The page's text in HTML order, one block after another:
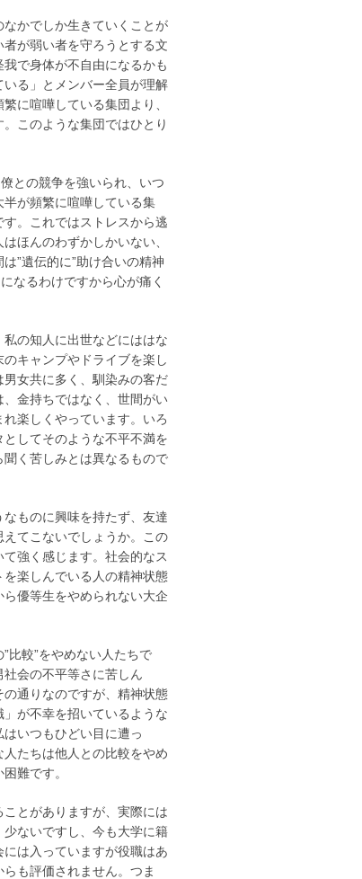
かでしか生きていくことが
が弱い者を守ろうとする文
で身体が不自由になるかも
る」とメンバー全員が理解
に喧嘩している集団より、
このような集団ではひとり
との競争を強いられ、いつ
が頻繁に喧嘩している集
。これではストレスから逃
ほんのわずかしかいない、
”遺伝的に”助け合いの精神
なるわけですから心が痛く
の知人に出世などにははな
キャンプやドライブを楽し
女共に多く、馴染みの客だ
金持ちではなく、世間がい
楽しくやっています。いろ
してそのような不平不満を
く苦しみとは異なるもので
ものに興味を持たず、友達
てこないでしょうか。この
強く感じます。 社会的なス
楽しんでいる人の精神状態
優等生をやめられない大企
比較”をやめない人たちで
会の不平等さに苦しん
通りなのですが、精神状態
が不幸を招いているような
いつもひどい目に遭っ
たちは他人との比較をやめ
難です。
とがありますが、実際には
ないですし、今も大学に籍
は入っていますが役職はあ
も評価されません。つま